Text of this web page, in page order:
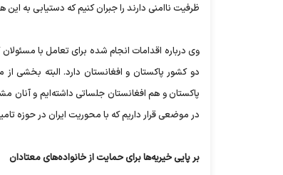
ظرفیت ناامنی دارند را جبران کنیم که دستیابی به
دو کشور پاکستان و افغانستان دارد. البته بخشی
پاکستان و هم افغانستان جلساتی داشته‌ایم و آنان
در موضعی قرار داریم که با محوریت ایران در حوزه
بر پایی خیریه‌ها برای حمایت از خانواده‌های معتادان